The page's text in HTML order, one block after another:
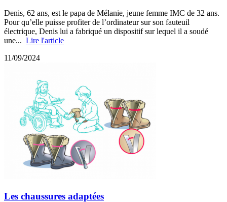
Denis, 62 ans, est le papa de Mélanie, jeune femme IMC de 32 ans.
Pour qu’elle puisse profiter de l’ordinateur sur son fauteuil
électrique, Denis lui a fabriqué un dispositif sur lequel il a soudé
une... Lire l'article
11/09/2024
Les chaussures adaptées